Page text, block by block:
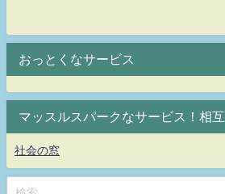
おっとくなサービス
マッスルスパークなサービス！相互
社会の窓